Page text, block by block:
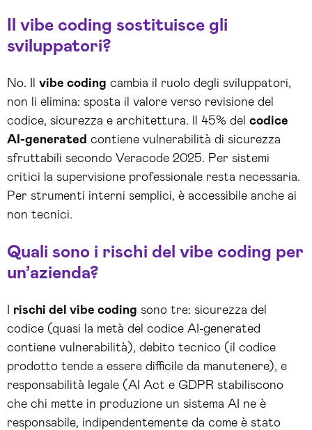
Il vibe coding sostituisce gli
sviluppatori?
No. Il vibe coding cambia il ruolo degli sviluppatori,
non li elimina: sposta il valore verso revisione del
codice, sicurezza e architettura. Il 45% del codice
AI-generated contiene vulnerabilità di sicurezza
sfruttabili secondo Veracode 2025. Per sistemi
critici la supervisione professionale resta necessaria.
Per strumenti interni semplici, è accessibile anche ai
non tecnici.
Quali sono i rischi del vibe coding per
un’azienda?
rischi del vibe coding sono tre: sicurezza del
codice (quasi la metà del codice AI-generated
contiene vulnerabilità), debito tecnico (il codice
prodotto tende a essere difficile da manutenere), e
responsabilità legale (AI Act e GDPR stabiliscono
che chi mette in produzione un sistema AI ne è
responsabile, indipendentemente da come è stato